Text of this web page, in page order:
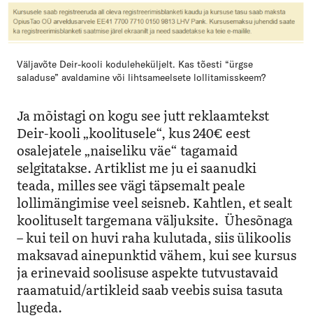
Väljavõte Deir-kooli koduleheküljelt. Kas tõesti “ürgse
saladuse” avaldamine või lihtsameelsete lollitamisskeem?
Ja mõistagi on kogu see jutt reklaamtekst
Deir-kooli „koolitusele“, kus 240€ eest
osalejatele „naiseliku väe“ tagamaid
selgitatakse. Artiklist me ju ei saanudki
teada, milles see vägi täpsemalt peale
lollimängimise veel seisneb. Kahtlen, et sealt
koolituselt targemana väljuksite. Ühesõnaga
– kui teil on huvi raha kulutada, siis ülikoolis
maksavad ainepunktid vähem, kui see kursus
ja erinevaid soolisuse aspekte tutvustavaid
raamatuid/artikleid saab veebis suisa tasuta
lugeda.